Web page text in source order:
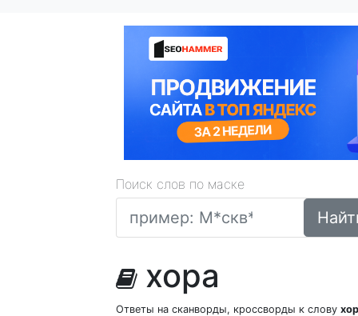
Поиск слов по маске
хора
Ответы на сканворды, кроссворды к слову